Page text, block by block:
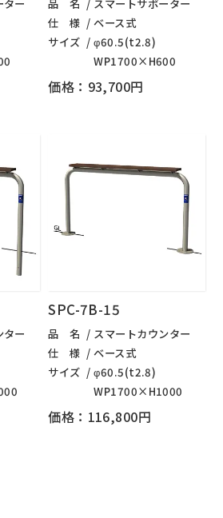
ター
品 名
スマートサポーター
仕 様
ベース式
サイズ
φ60.5(t2.8)
WP1700×H600
価格：93,700円
ター
SPC-7B-15
品 名
スマートカウンター
仕 様
ベース式
サイズ
φ60.5(t2.8)
WP1700×H1000
価格：116,800円